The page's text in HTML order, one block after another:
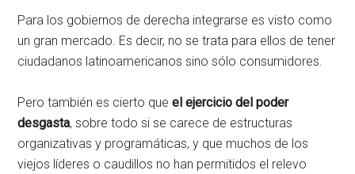
Para los gobiernos de derecha integrarse es visto como
un gran mercado. Es decir, no se trata para ellos de tener
ciudadanos latinoamericanos sino sólo consumidores.
Pero también es cierto queel ejercicio del poder
desgasta, sobre todo si se carece de estructuras
organizativas y programáticas, y que muchos de los
viejos líderes o caudillos no han permitidos el relevo